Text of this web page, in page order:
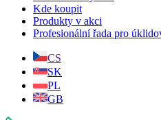
Kde koupit
Produkty v akci
Profesionální řada pro
CS
SK
PL
GB